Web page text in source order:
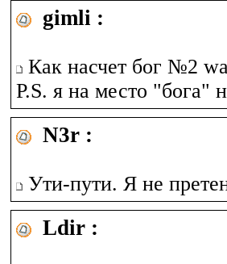
gimli :
Как насчет бог №2
P.S. я на место "бога"
N3r :
Ути-пути. Я не
Ldir :